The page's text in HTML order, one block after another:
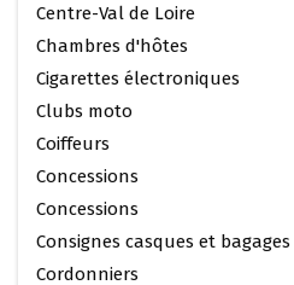
Centre-Val de Loire
Chambres d'hôtes
Cigarettes électroniques
Clubs moto
Coiffeurs
Concessions
Concessions
Consignes casques et bagages
Cordonniers